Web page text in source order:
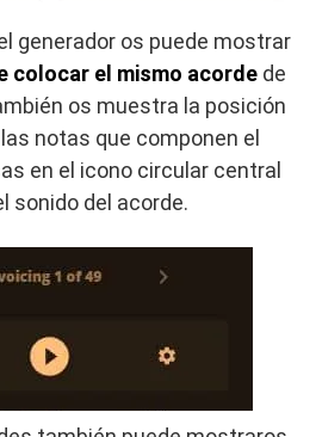
generador os puede mostrar
colocar el mismo acorde de
os muestra la posición
las notas que componen el
en el icono circular central
sonido del acorde.